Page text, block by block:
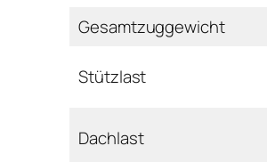
Gesamtzuggewicht
Stützlast
Dachlast